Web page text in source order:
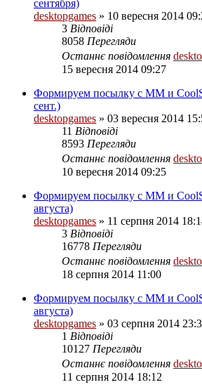
сентября)
desktopgames » 10 вересня 2014
3 Відповіді
8058 Перегляди
Останнє повідомлення
15 вересня 2014 09:27
Формируем посылку с ММ и
сент.)
desktopgames » 03 вересня 2014
11 Відповіді
8593 Перегляди
Останнє повідомлення
10 вересня 2014 09:25
Формируем посылку с ММ и
августа)
desktopgames » 11 серпня 2014
3 Відповіді
16778 Перегляди
Останнє повідомлення
18 серпня 2014 11:00
Формируем посылку с ММ и
августа)
desktopgames » 03 серпня 2014
1 Відповіді
10127 Перегляди
Останнє повідомлення
11 серпня 2014 18:12